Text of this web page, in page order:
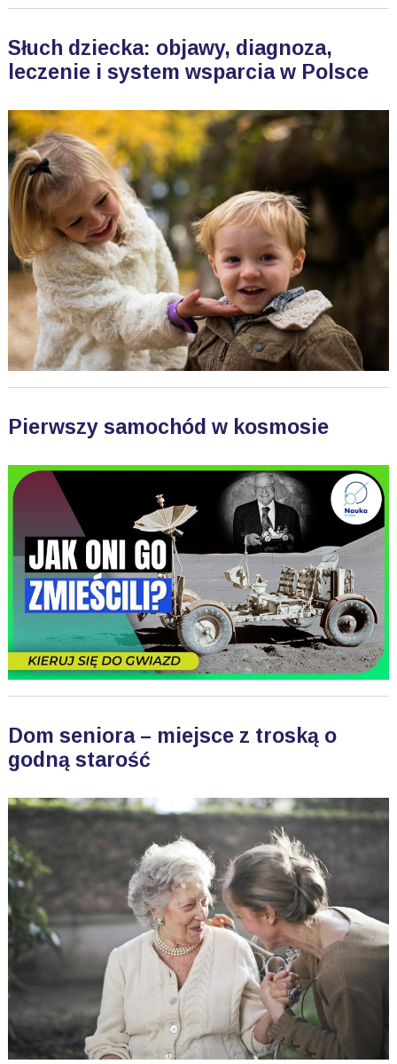
Słuch dziecka: objawy, diagnoza,
leczenie i system wsparcia w Polsce
Pierwszy samochód w kosmosie
Dom seniora – miejsce z troską o
godną starość